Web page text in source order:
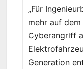
„Für
mehr auf
Cyberangriff
Generation